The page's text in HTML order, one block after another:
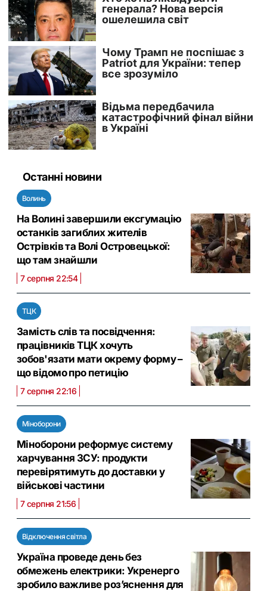
Останні новини
Волинь
На Волині завершили ексгумацію
останків загиблих жителів
Острівків та Волі Островецької:
що там знайшли
7 серпня 22:54
ТЦК
Замість слів та посвідчення:
працівників ТЦК хочуть
зобов'язати мати окрему форму –
що відомо про петицію
7 серпня 22:16
Міноборони
Міноборони реформує систему
харчування ЗСУ: продукти
перевірятимуть до доставки у
військові частини
7 серпня 21:56
Відключення світла
Україна проведе день без
обмежень електрики: Укренерго
зробило важливе роз’яснення для